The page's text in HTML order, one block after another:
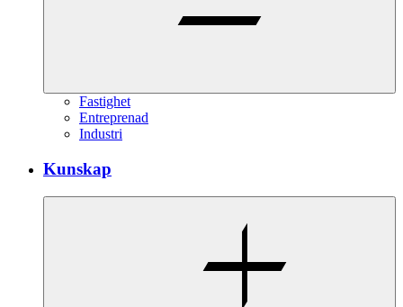
Fastighet
Entreprenad
Industri
Kunskap